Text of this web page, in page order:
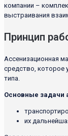
компании –
выстраивания
Принцип
Ассенизационная
средство, которое
типа.
Основные задачи
их